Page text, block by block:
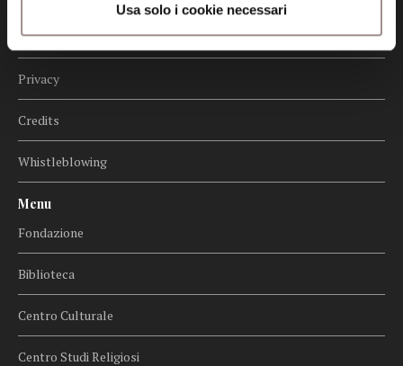
Usa solo i cookie necessari
Cookie policy
Privacy
Credits
Whistleblowing
Menu
Fondazione
Biblioteca
Centro Culturale
Centro Studi Religiosi